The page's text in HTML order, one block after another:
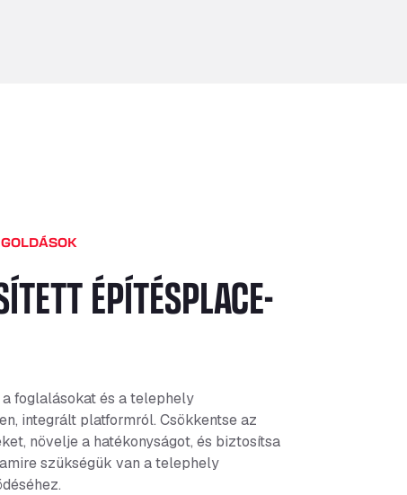
ÉPÍTÉSPLACE-
foglalásokat és a telephely
integrált platformról. Csökkentse az
növelje a hatékonyságot, és biztosítsa
szükségük van a telephely